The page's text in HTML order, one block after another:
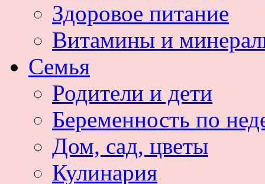
Здоровое питание
Витамины и
Семья
Родители и дети
Беременность по
Дом, сад, цветы
Кулинария